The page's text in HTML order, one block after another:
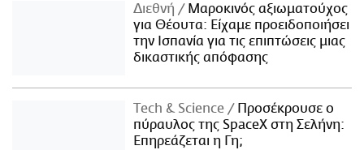
Διεθνή
Μαροκινός αξιωματούχος
για Θέουτα: Είχαμε προειδοποιήσει
την Ισπανία για τις επιπτώσεις μιας
δικαστικής απόφασης
Τech & Science
Προσέκρουσε ο
πύραυλος της SpaceX στη Σελήνη:
Επηρεάζεται η Γη;